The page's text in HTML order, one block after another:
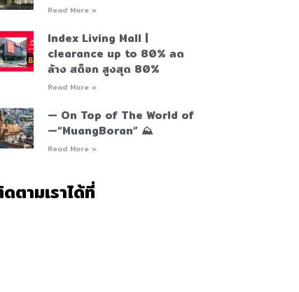
Read More »
Index Living Mall |
clearance up to 80% ลด
ล้าง สต็อก สูงสุด 80%
Read More »
— On Top of The World of
—“MuangBoran” ⛰️
Read More »
ตามเราได้ที่